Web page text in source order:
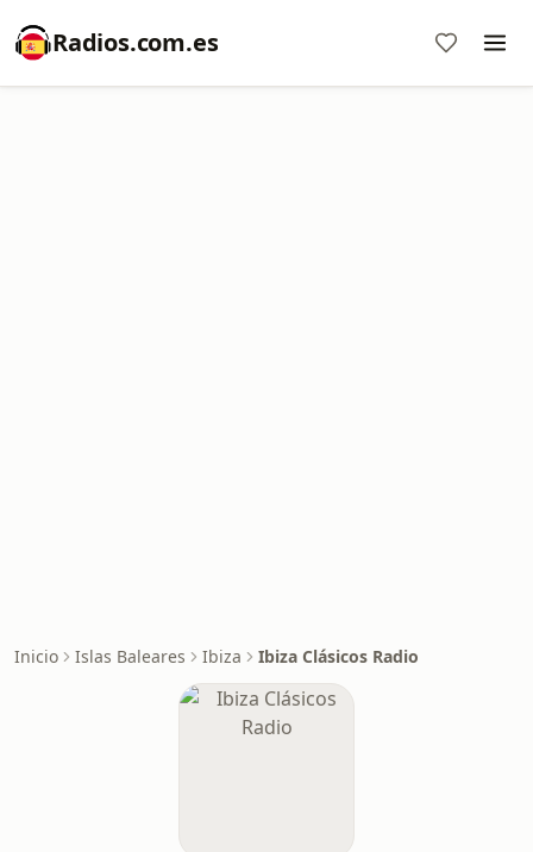
Radios.com.es
Inicio Islas Baleares Ibiza Ibiza Clásicos Radio